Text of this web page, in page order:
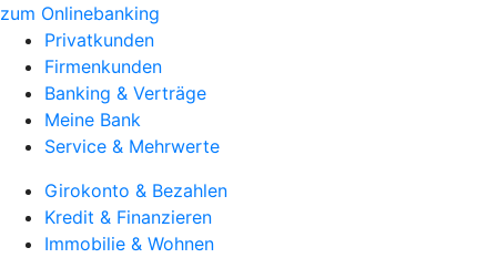
zum Onlinebanking
Privatkunden
Firmenkunden
Banking & Verträge
Meine Bank
Service & Mehrwerte
Girokonto & Bezahlen
Kredit & Finanzieren
Immobilie & Wohnen